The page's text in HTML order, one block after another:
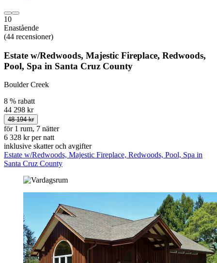
10
Enastående
(44 recensioner)
Estate w/Redwoods, Majestic Fireplace, Redwoods,
Pool, Spa in Santa Cruz County
Boulder Creek
8 % rabatt
44 298 kr
48 194 kr
för 1 rum, 7 nätter
6 328 kr per natt
inklusive skatter och avgifter
Estate w/Redwoods, Majestic Fireplace, Redwoods, Pool, Spa in
Santa Cruz County